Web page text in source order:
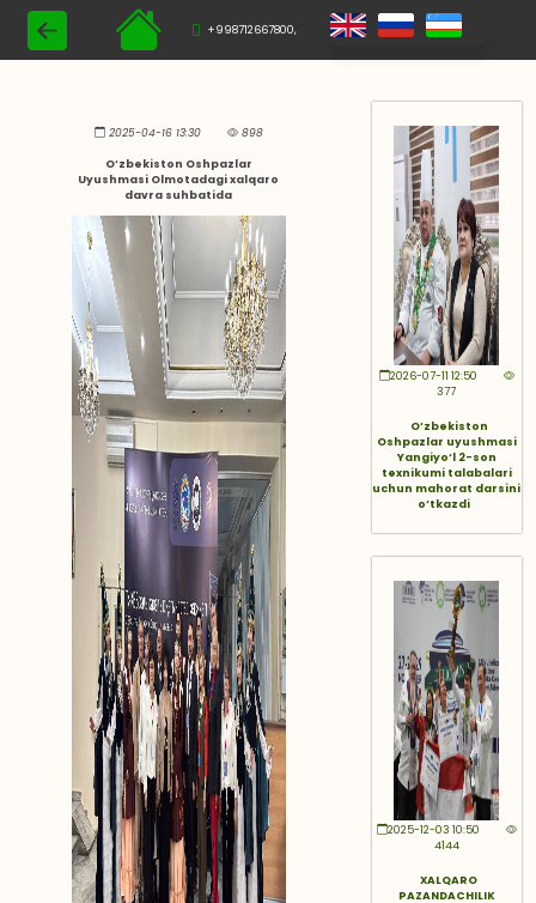
+998712667800,
2025-04-16 13:30 898
O‘zbekiston Oshpazlar
Uyushmasi Olmotadagi xalqaro
davra suhbatida
2026-07-11 12:50
377
O‘zbekiston
Oshpazlar uyushmasi
Yangiyo‘l 2-son
texnikumi talabalari
uchun mahorat darsini
o‘tkazdi
2025-12-03 10:50
4144
XALQARO
PAZANDACHILIK